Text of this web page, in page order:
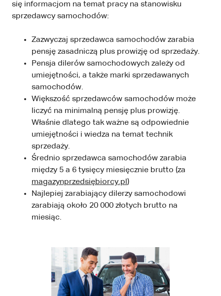
się informacjom na temat pracy na stanowisku
sprzedawcy samochodów:
Zazwyczaj sprzedawca samochodów zarabia
pensję zasadniczą plus prowizję od sprzedaży.
Pensja dilerów samochodowych zależy od
umiejętności, a także marki sprzedawanych
samochodów.
Większość sprzedawców samochodów może
liczyć na minimalną pensję plus prowizję.
Właśnie dlatego tak ważne są odpowiednie
umiejętności i wiedza na temat technik
sprzedaży.
Średnio sprzedawca samochodów zarabia
między 5 a 6 tysięcy miesięcznie brutto (za
magazynprzedsiębiorcy.pl )
Najlepiej zarabiający dilerzy samochodowi
zarabiają około 20 000 złotych brutto na
miesiąc.